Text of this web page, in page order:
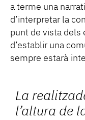
a terme una
d’interpretar la
punt de vista dels
d’establir una
sempre estarà
La
l’altura de